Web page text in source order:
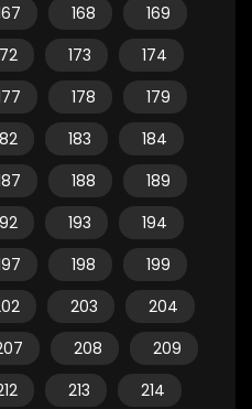
168
169
173
174
178
179
183
184
188
189
193
194
198
199
203
204
208
209
213
214